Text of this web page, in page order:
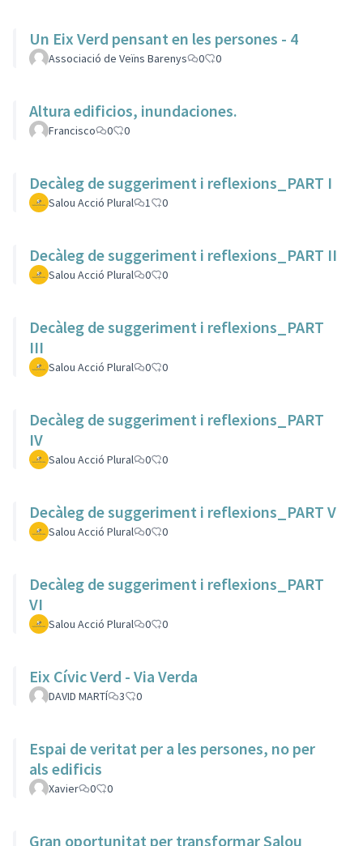
Un Eix Verd pensant en les persones - 4
Associació de Veïns Barenys 0 0
Altura edificios, inundaciones.
Francisco 0 0
Decàleg de suggeriment i reflexions_PART I
Salou Acció Plural 1 0
Decàleg de suggeriment i reflexions_PART II
Salou Acció Plural 0 0
Decàleg de suggeriment i reflexions_PART
III
Salou Acció Plural 0 0
Decàleg de suggeriment i reflexions_PART
IV
Salou Acció Plural 0 0
Decàleg de suggeriment i reflexions_PART V
Salou Acció Plural 0 0
Decàleg de suggeriment i reflexions_PART
VI
Salou Acció Plural 0 0
Eix Cívic Verd - Via Verda
DAVID MARTÍ 3 0
Espai de veritat per a les persones, no per
als edificis
Xavier 0 0
Gran oportunitat per transformar Salou